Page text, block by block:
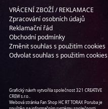
VRÁCENÍ ZBOŽÍ / REKLAMACE
Zpracování osobních údajů
Reklamační řád
Obchodní podmínky
Změnit souhlas s použitím cookies
Odvolat souhlas s použitím cookies
Grafický návrh vytvořila společnost 321 CREATIVE
CREW s.r.o..
Webová stránka Fan Shop HC RT TORAX Poruba je